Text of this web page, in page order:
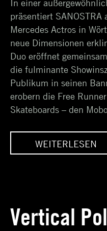
In einer
präsentiert
Mercedes Actros in
neue Dimensionen
Duo eröffnet
die fulminante
Publikum in seinen
erobern die Free
Skateboards – den
WEITERLESEN
Vertical